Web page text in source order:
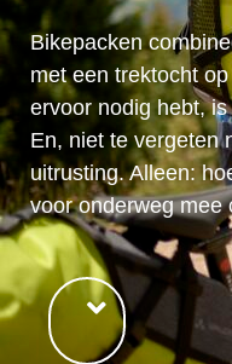
Bikepacken
met een trektocht
ervoor nodig hebt,
En, niet te vergeten
uitrusting. Alleen:
voor onderweg mee